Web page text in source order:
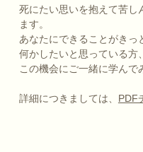
死にたい思いを抱えて苦し
ます。
あなたにできることがきっ
何かしたいと思っている方
この機会にご一緒に学んで
詳細につきましては、 PDF